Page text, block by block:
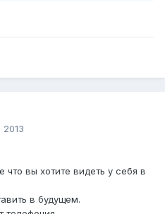
вы хотите видеть у себя в
в будущем.